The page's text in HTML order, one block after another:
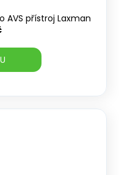
AVS přístroj Laxman